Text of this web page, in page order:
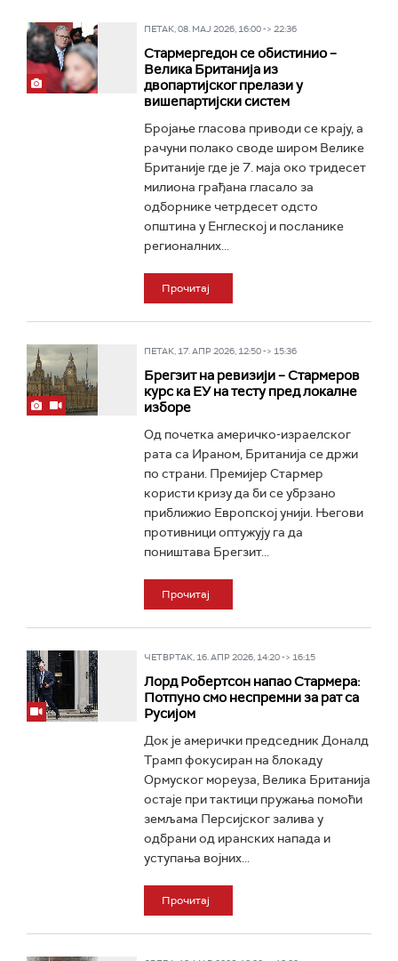
ПЕТАК, 08. МАЈ 2026, 16:00 -> 22:36
Стармергедон се обистинио –
Велика Британија из
двопартијског прелази у
вишепартијски систем
Бројање гласова приводи се крају, а
рачуни полако своде широм Велике
Британије где је 7. маја око тридесет
милиона грађана гласало за
одборнике четрдесет одсто
општина у Енглеској и посланике
регионалних...
Прочитај
ПЕТАК, 17. АПР 2026, 12:50 -> 15:36
Брегзит на ревизији – Стармеров
курс ка ЕУ на тесту пред локалне
изборе
Од почетка америчко-израелског
рата са Ираном, Британија се држи
по страни. Премијер Стармер
користи кризу да би се убрзано
приближио Европској унији. Његови
противници оптужују га да
поништава Брегзит...
Прочитај
ЧЕТВРТАК, 16. АПР 2026, 14:20 -> 16:15
Лорд Робертсон напао Стармера:
Потпуно смо неспремни за рат са
Русијом
Док је амерички председник Доналд
Трамп фокусиран на блокаду
Ормуског мореуза, Велика Британија
остаје при тактици пружања помоћи
земљама Персијског залива у
одбрани од иранских напада и
уступања војних...
Прочитај